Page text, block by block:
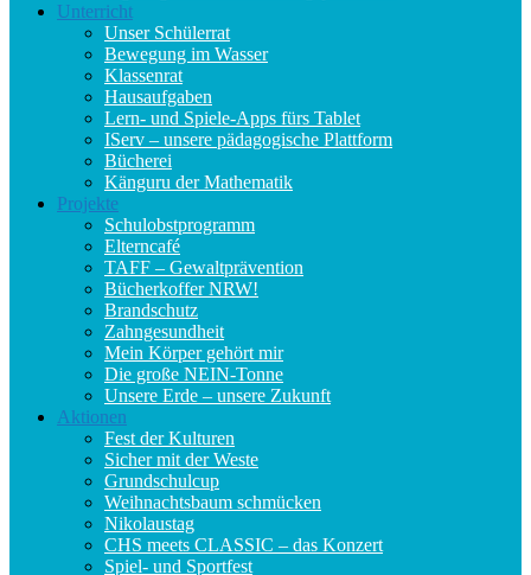
Unterricht
Unser Schülerrat
Bewegung im Wasser
Klassenrat
Hausaufgaben
Lern- und Spiele-Apps fürs Tablet
IServ – unsere pädagogische Plattform
Bücherei
Känguru der Mathematik
Projekte
Schulobstprogramm
Elterncafé
TAFF – Gewaltprävention
Bücherkoffer NRW!
Brandschutz
Zahngesundheit
Mein Körper gehört mir
Die große NEIN-Tonne
Unsere Erde – unsere Zukunft
Aktionen
Fest der Kulturen
Sicher mit der Weste
Grundschulcup
Weihnachtsbaum schmücken
Nikolaustag
CHS meets CLASSIC – das Konzert
Spiel- und Sportfest